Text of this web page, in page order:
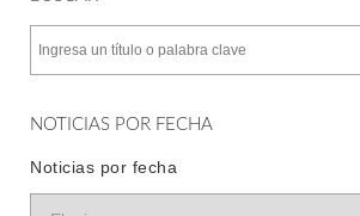
NOTICIAS POR FECHA
Noticias por fecha